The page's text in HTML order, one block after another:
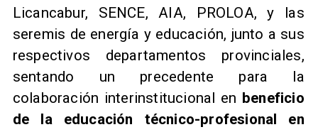
Licancabur, SENCE, AIA, PROLOA, y las
seremis de energía y educación, junto a sus
respectivos departamentos provinciales,
sentando un precedente para la
colaboración interinstitucional en beneficio
de la educación técnico-profesional en